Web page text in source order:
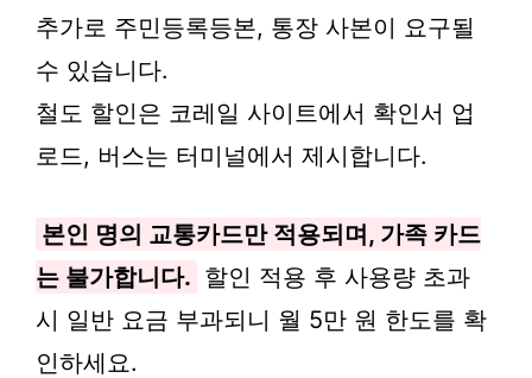
추가로 주민등록등본, 통장 사본이 요구될
수 있습니다.
철도 할인은 코레일 사이트에서 확인서 업
로드, 버스는 터미널에서 제시합니다.
본인 명의 교통카드만 적용되며, 가족 카드
는 불가합니다. 할인 적용 후 사용량 초과
시 일반 요금 부과되니 월 5만 원 한도를 확
인하세요.